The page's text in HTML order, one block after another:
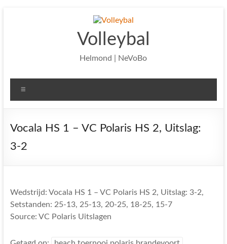
Volleybal
Helmond | NeVoBo
Vocala HS 1 – VC Polaris HS 2, Uitslag:
3-2
Wedstrijd: Vocala HS 1 – VC Polaris HS 2, Uitslag: 3-2,
Setstanden: 25-13, 25-13, 20-25, 18-25, 15-7
Source: VC Polaris Uitslagen